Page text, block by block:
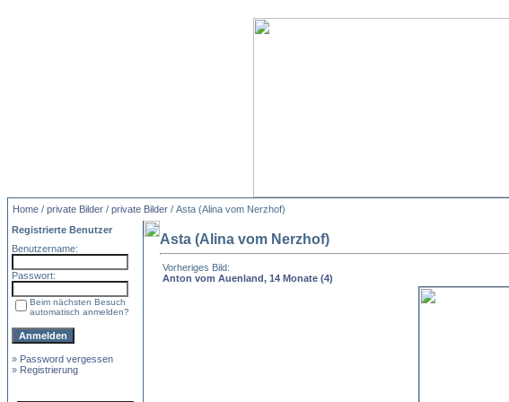
Home / private Bilder / private Bilder / Asta (Alina vom Nerzhof)
Registrierte Benutzer
Benutzername:
Passwort:
Beim nächsten Besuch
automatisch anmelden?
» Password vergessen
» Registrierung
Asta (Alina vom Nerzhof)
Vorheriges Bild:
Anton vom Auenland, 14 Monate (4)